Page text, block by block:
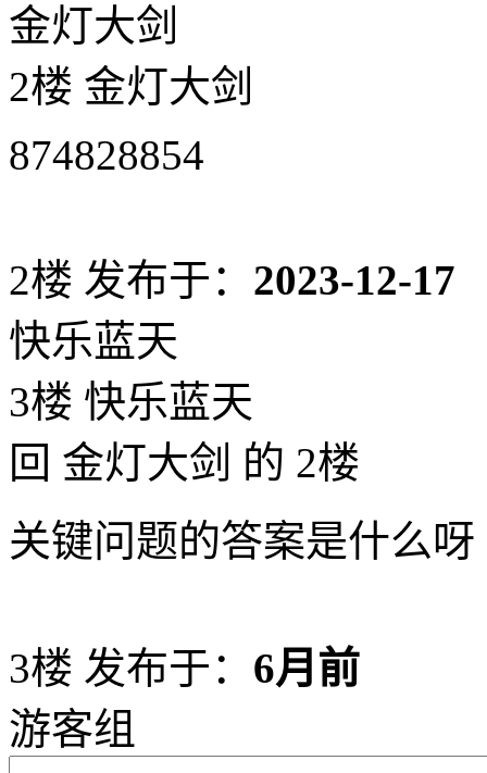
金灯大剑
2楼 金灯大剑
874828854
2楼 发布于： 2023-12-17
快乐蓝天
3楼 快乐蓝天
回 金灯大剑 的 2楼
关键问题的答案是什么呀
3楼 发布于： 6月前
游客组